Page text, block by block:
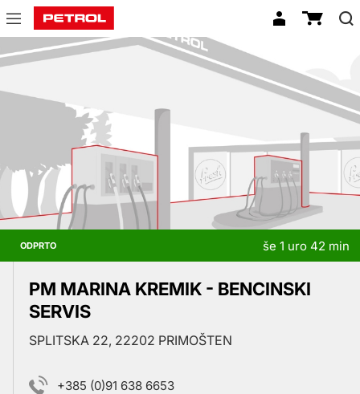
Prodajna
mesta
ODPRTO še 1 uro 42 min
PM MARINA KREMIK - BENCINSKI
SERVIS
SPLITSKA 22, 22202 PRIMOŠTEN
+385 (0)91 638 6653